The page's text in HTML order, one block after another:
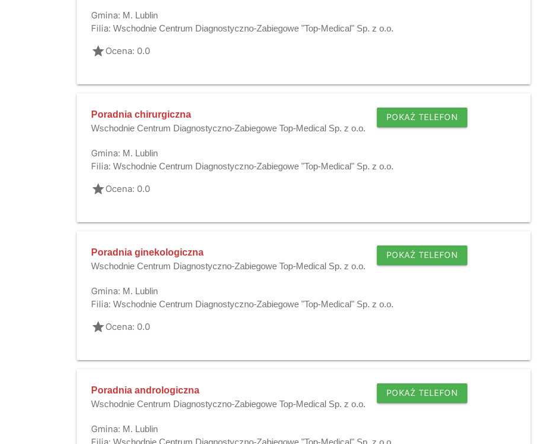
Gmina: M. Lublin
Filia: Wschodnie Centrum Diagnostyczno-Zabiegowe "Top-Medical" Sp. z o.o.
gradeOcena: 0.0
Poradnia chirurgiczna
Wschodnie Centrum Diagnostyczno-Zabiegowe Top-Medical Sp. z o.o.
POKAŻ TELEFON
Gmina: M. Lublin
Filia: Wschodnie Centrum Diagnostyczno-Zabiegowe "Top-Medical" Sp. z o.o.
gradeOcena: 0.0
Poradnia ginekologiczna
Wschodnie Centrum Diagnostyczno-Zabiegowe Top-Medical Sp. z o.o.
POKAŻ TELEFON
Gmina: M. Lublin
Filia: Wschodnie Centrum Diagnostyczno-Zabiegowe "Top-Medical" Sp. z o.o.
gradeOcena: 0.0
Poradnia andrologiczna
Wschodnie Centrum Diagnostyczno-Zabiegowe Top-Medical Sp. z o.o.
POKAŻ TELEFON
Gmina: M. Lublin